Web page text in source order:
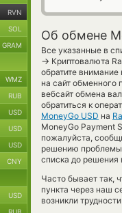
Об обмене
Все указанные в
→ Криптовалюта
обратите внимание
на сайт обменного
вебсайт обмена
обратиться к
MoneyGo USD на
MoneyGo Payment
пожалуйста,
решению проблемы
списка до решения
Часто бывает так,
пункта через наш
возникли
RVN
SOL
GRAM
WMZ
RUB
USD
USD
USD
CNY
USD